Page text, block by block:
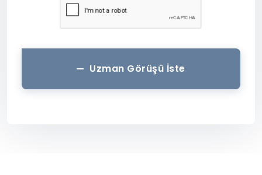
Uzman Görüşü İste